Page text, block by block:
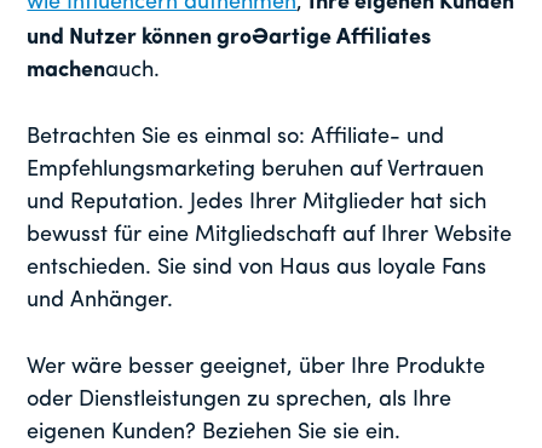
und Nutzer können großartige Affiliates
machenauch.
Betrachten Sie es einmal so: Affiliate- und
Empfehlungsmarketing beruhen auf Vertrauen
und Reputation. Jedes Ihrer Mitglieder hat sich
bewusst für eine Mitgliedschaft auf Ihrer Website
entschieden. Sie sind von Haus aus loyale Fans
und Anhänger.
Wer wäre besser geeignet, über Ihre Produkte
oder Dienstleistungen zu sprechen, als Ihre
eigenen Kunden? Beziehen Sie sie ein.